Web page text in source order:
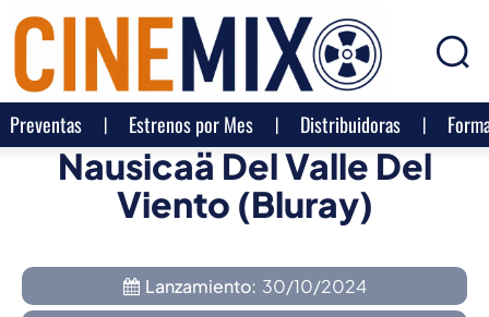
Preventas Estrenos por Mes Distribuidoras
Nausicaä Del Valle Del
Viento (Bluray)
Lanzamiento: 30/10/2024